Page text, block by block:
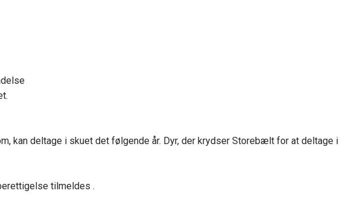
kan deltage i skuet det følgende år. Dyr, der krydser Storebælt for at deltage i
tilmeldes .